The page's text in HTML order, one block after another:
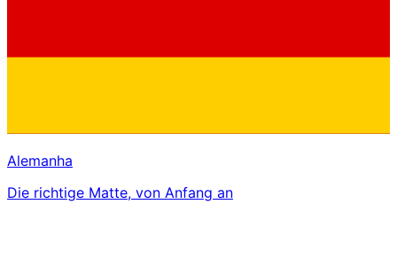
Alemanha
Die richtige Matte, von Anfang an